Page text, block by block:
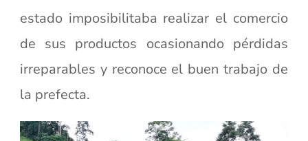
estado imposibilitaba realizar el comercio
de sus productos ocasionando pérdidas
irreparables y reconoce el buen trabajo de
la prefecta.